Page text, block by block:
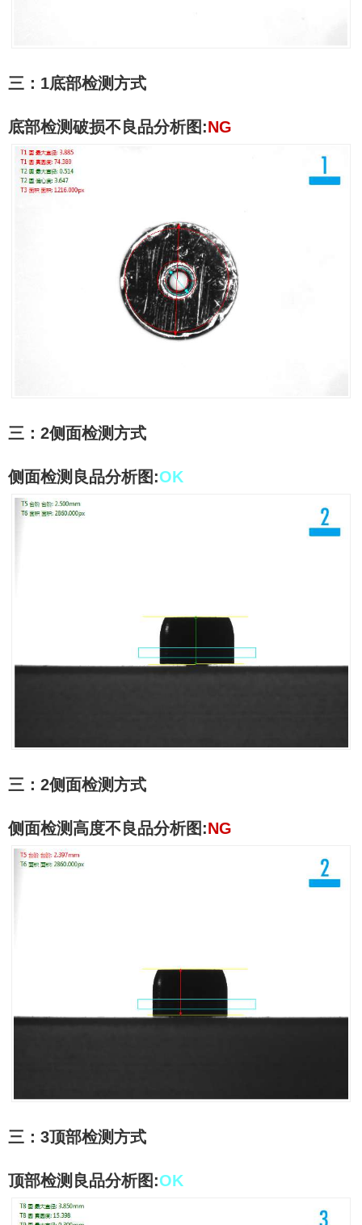
三： 1底部检测方式
底部检测破损不良品分析图 :NG
三： 2侧面检测方式
侧面检测良品分析图 :OK
三： 2侧面检测方式
侧面检测高度不良品分析图 :NG
三： 3顶部检测方式
顶部检测良品分析图 :OK